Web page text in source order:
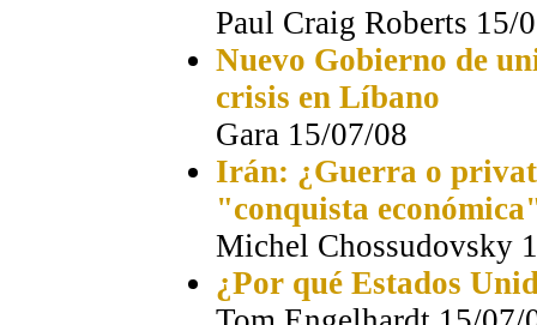
Paul Craig Roberts 15/
Nuevo Gobierno de
crisis en Líbano
Gara 15/07/08
Irán: ¿Guerra o
"conquista
Michel Chossudovsky
¿Por qué Estados